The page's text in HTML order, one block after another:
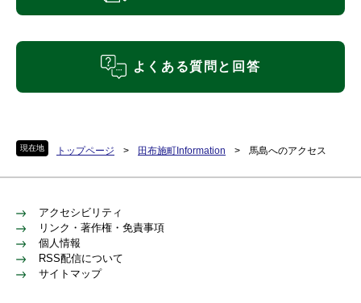
現在地 トップページ > 田布施町Information > 馬島へのアクセス
よくある質問と回答
アクセシビリティ
リンク・著作権・免責事項
個人情報
RSS配信について
サイトマップ